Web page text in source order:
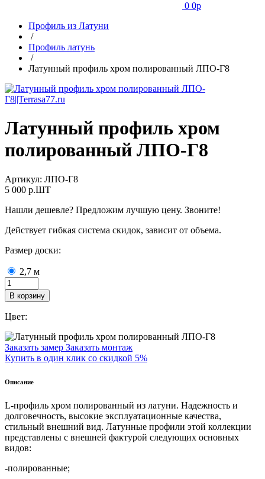
0 0p
Профиль из Латуни
/
Профиль латунь
/
Латунный профиль хром полированный ЛПО-Г8
Латунный профиль хром
полированный ЛПО-Г8
Артикул: ЛПО-Г8
5 000 p.ШТ
Нашли дешевле? Предложим лучшую цену. Звоните!
Действует гибкая система скидок, зависит от объема.
Размер доски:
2,7 м
В корзину
Цвет:
Заказать замер Заказать монтаж
Купить в один клик со скидкой 5%
Описание
L-профиль хром полированный из латуни. Надежность и
долговечность, высокие эксплуатационные качества,
стильный внешний вид. Латунные профили этой коллекции
представлены с внешней фактурой следующих основных
видов:
-полированные;